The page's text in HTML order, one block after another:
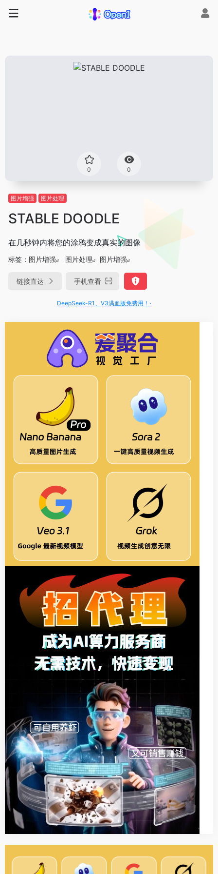
0 0
图片增强 图片处理
STABLE DOODLE
在几秒钟内将您的涂鸦变成真实的图像
标签： 图片增强 图片处理 图片增强
链接直达 手机查看
DeepSeek-R1、V3满血版免费用！- 字节Trae即可编程又可聊天